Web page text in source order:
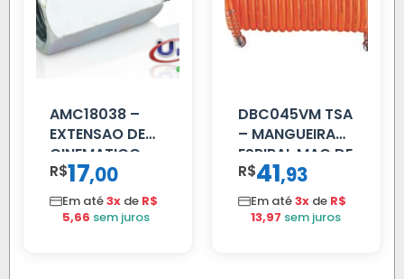
AMC18038 –
EXTENSAO DE
CINEMATICO
40MM
R$17,00
Em até3x de R$
5,66 sem juros
DBC045VM TSA
– MANGUEIRA
ESPIRAL MAO DE
AMIGO UNIV 16
MM 4.5MTS
VERMELHA
R$41,93
Em até3x de R$
13,97 sem juros